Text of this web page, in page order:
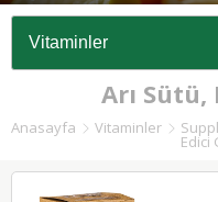
Arı Sütü,
Anasayfa Vitaminler
Edici